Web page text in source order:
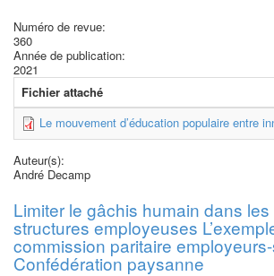
Numéro de revue:
360
Année de publication:
2021
Fichier attaché
Le mouvement d’éducation populaire entre
Auteur(s):
André Decamp
Limiter le gâchis humain dans
structures employeuses
commission paritaire
Confédération paysanne